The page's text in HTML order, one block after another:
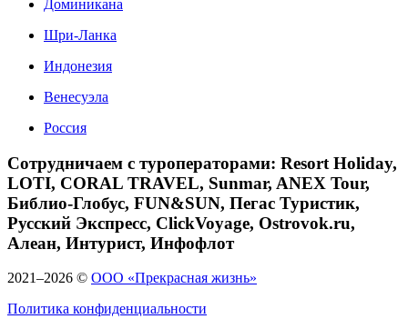
Доминикана
Шри-Ланка
Индонезия
Венесуэла
Россия
Сотрудничаем с туроператорами: Resort Holiday,
LOTI, CORAL TRAVEL, Sunmar, ANEX Tour,
Библио-Глобус, FUN&SUN, Пегас Туристик,
Русский Экспресс, ClickVoyage, Ostrovok.ru,
Алеан, Интурист, Инфофлот
2021–2026 © ООО «Прекрасная жизнь»
Политика конфиденциальности